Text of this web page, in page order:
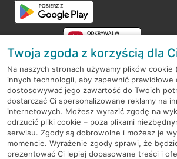
RODO
Regulamin serwisu
Mapa serwisu
PolitykaCookies
Twoja zgoda z korzyścią dla
Na naszych stronach używamy plików cookie
innych technologii, aby zapewnić prawidłowe
dostosowywać jego zawartość do Twoich
dostarczać Ci spersonalizowane reklamy na
internetowych. Możesz wyrazić zgodę na
odrzucić pliki cookie – poza plikami
serwisu. Zgody są dobrowolne i możesz je
momencie. Wyrażenie zgody sprawi, że
prezentować Ci lepiej dopasowane treści i